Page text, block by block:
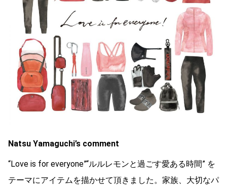
Natsu Yamaguchi’s comment
“Love is for everyone”“ルルレモンと過ごす愛ある時間” を
テーマにアイテムを描かせて頂きました。家族、⼤切なパ